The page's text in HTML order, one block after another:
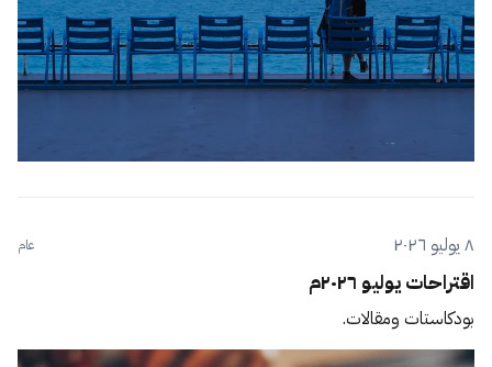
٨ يوليو ٢٠٢٦ عام
اقتراحات يوليو ٢٠٢٦م
بودكاستات ومقالات.